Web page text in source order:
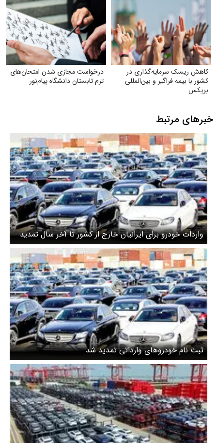
کاهش ریسک سرمایه‌گذاری در
کشور با بیمه فراگیر و بین‌المللی
بریکس
درخواست مجازی شدن امتحان‌های
ترم تابستان دانشگاه پیام‌نور
خبرهای مرتبط
واردات خودرو برای ایرانیان خارج از کشور تا آخر سال تمدید
شد + جزییات
ثبت نام خودروهای وارداتی تمدید شد